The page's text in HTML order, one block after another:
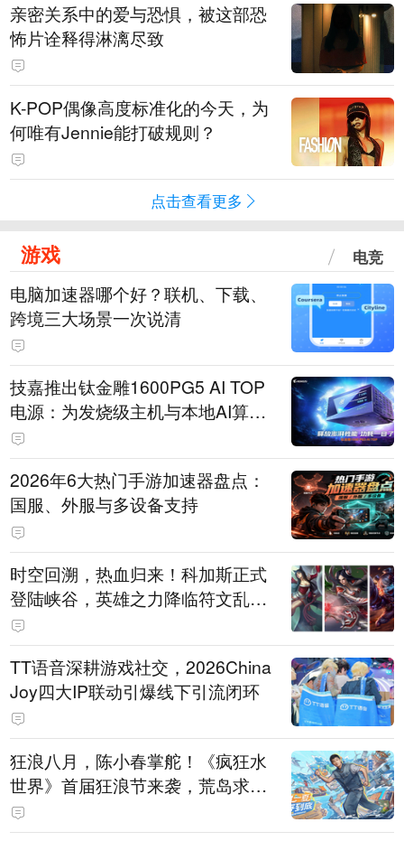
亲密关系中的爱与恐惧，被这部恐
怖片诠释得淋漓尽致
K-POP偶像高度标准化的今天，为
何唯有Jennie能打破规则？
点击查看更多
游戏 电竞
电脑加速器哪个好？联机、下载、
跨境三大场景一次说清
技嘉推出钛金雕1600PG5 AI TOP
电源：为发烧级主机与本地AI算力
打造旗舰供电方案
2026年6大热门手游加速器盘点：
国服、外服与多设备支持
时空回溯，热血归来！科加斯正式
登陆峡谷，英雄之力降临符文乱
斗！
TT语音深耕游戏社交，2026China
Joy四大IP联动引爆线下引流闭环
狂浪八月，陈小春掌舵！《疯狂水
世界》首届狂浪节来袭，荒岛求生
直播即将开启